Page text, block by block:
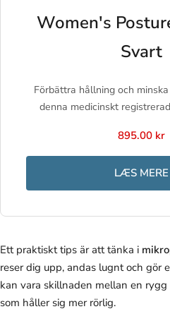
Women's
Svart
Förbättra hållning och
denna medicinskt
895.00 kr
LÆS MERE
Ett praktiskt tips är att tänka i
reser dig upp, andas lugnt och gör
kan vara skillnaden mellan en
som håller sig mer rörlig.